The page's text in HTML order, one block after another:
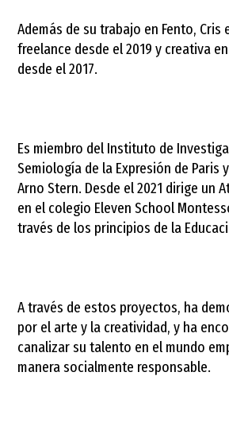
Además de su trabajo en Fento,
freelance desde el 2019 y creativa
desde el 2017.
Es miembro del Instituto de
Semiología de la Expresión de Paris
Arno Stern. Desde el 2021 dirige un
en el colegio Eleven School
través de los principios de la
A través de estos proyectos, ha
por el arte y la creatividad, y ha
canalizar su talento en el mundo
manera socialmente responsable.